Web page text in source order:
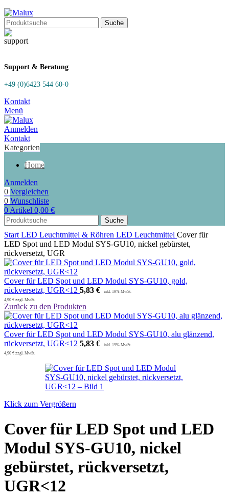
Suche
Support & Beratung
+49 (0)6423 544 60-0
Kontakt
Menü
Anmelden
Kontakt
Kategorien
Home
Anmelden
0 Vergleichen
0 Wunschliste
0 Artikel 0,00 €
Suche
Start LED Leuchtmittel & Röhren LED Leuchtmittel Cover für
LED Spot und LED Modul SYS-GU10, nickel gebürstet,
rückversetzt, UGR
Cover für LED Spot und LED Modul SYS-GU10, gold,
rückversetzt, UGR<12 5,83 €
4,90 € zzgl. MwSt.
Zurück zu den Produkten
Cover für LED Spot und LED Modul SYS-GU10, alu glänzend,
rückversetzt, UGR<12 5,83 €
4,90 € zzgl. MwSt.
Klick zum Vergrößern
Cover für LED Spot und LED
Modul SYS-GU10, nickel
gebürstet, rückversetzt,
UGR<12